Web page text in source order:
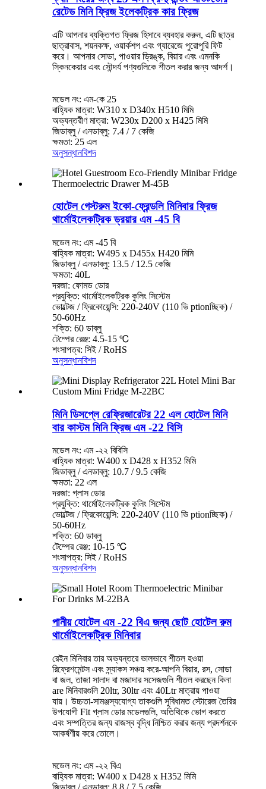
রেটেড মিনি ফ্রিজ ইলেকট্রিক কার ফ্রিজ
এটি আপনার ব্যক্তিগত ফ্রিজ হিসাবে ব্যবহার করুন, এটি ছাত্র
ছাত্রাবাস, শয়নকক্ষ, ওয়ার্কশপ এবং গ্যারেজে পুরোপুরি ফিট
করে। আপনার সোডা, পাওয়ার ড্রিঙ্ক, বিয়ার এবং এমনকি
স্কিনকেয়ার এবং সৌন্দর্য পণ্যগুলিকে শীতল করার জন্য আদর্শ।
মডেল নং: এম-কে 25
বাহ্যিক মাত্রা: W310 x D340x H510 মিমি
অভ্যন্তরীণ মাত্রা: W230x D200 x H425 মিমি
জিডাব্লু / এনডাব্লু: 7.4 / 7 কেজি
ক্ষমতা: 25 এল
অনুসন্ধানবিশদ
হোটেল গেস্টরুম ইকো-ফ্রেন্ডলি মিনিবার ফ্রিজ
থার্মোইলেকট্রিক ড্রয়ার এম -45 বি
মডেল নং: এম -45 বি
বাহ্যিক মাত্রা: W495 x D455x H420 মিমি
জিডাব্লু / এনডাব্লু: 13.5 / 12.5 কেজি
ক্ষমতা: 40L
দরজা: ফোমড ডোর
প্রযুক্তি: থার্মোইলেকট্রিক কুলিং সিস্টেম
ভোল্টেজ / ফ্রিকোয়েন্সি: 220-240V (110 ভি ptionচ্ছিক) /
50-60Hz
শক্তি: 60 ডাব্লু
টেম্পের রেঞ্জ: 4.5-15 ℃
শংসাপত্র: সিই / RoHS
অনুসন্ধানবিশদ
মিনি ডিসপ্লে রেফ্রিজারেটর 22 এল হোটেল মিনি
বার কাস্টম মিনি ফ্রিজ এম -22 বিসি
মডেল নং: এম -২২ বিবিসি
বাহ্যিক মাত্রা: W400 x D428 x H352 মিমি
জিডাব্লু / এনডাব্লু: 10.7 / 9.5 কেজি
ক্ষমতা: 22 এল
দরজা: গ্লাস ডোর
প্রযুক্তি: থার্মোইলেকট্রিক কুলিং সিস্টেম
ভোল্টেজ / ফ্রিকোয়েন্সি: 220-240V (110 ভি ptionচ্ছিক) /
50-60Hz
শক্তি: 60 ডাব্লু
টেম্পের রেঞ্জ: 10-15 ℃
শংসাপত্র: সিই / RoHS
অনুসন্ধানবিশদ
পানীয় হোটেল এম -22 বিএ জন্য ছোট হোটেল রুম
থার্মোইলেকট্রিক মিনিবার
রেইন মিনিবার তার অভ্যন্তরে ভালভাবে শীতল হওয়া
রিফ্রেশমেন্টস এবং স্ন্যাকস সঞ্চয় করে-আপনি বিয়ার, রস, সোডা
বা জল, তাজা সালাদ বা মজাদার সসেজগুলি শীতল করছেন কিনা
are মিনিবারগুলি 20ltr, 30ltr এবং 40Ltr মাত্রায় পাওয়া
যায়। উচ্চতা-সামঞ্জস্যযোগ্য তাকগুলি সুবিধামত স্টোরেজ তৈরির
উপযোগী Fit গ্লাস ডোর মডেলগুলি, অতিথিকে ভোগ করতে
এবং সম্পত্তির জন্য রাজস্ব বৃদ্ধি নিশ্চিত করার জন্য প্রদর্শনকে
আকর্ষণীয় করে তোলে।
মডেল নং: এম -২২ বিএ
বাহ্যিক মাত্রা: W400 x D428 x H352 মিমি
জিডাব্লু / এনডাব্লু: 8.8 / 7.5 কেজি